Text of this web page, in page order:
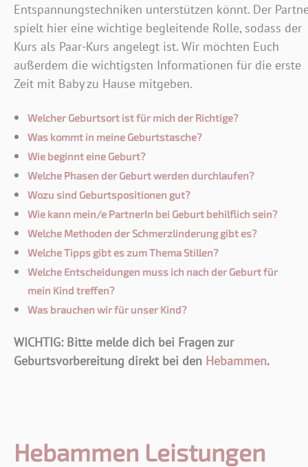
Entspannungstechniken unterstützen könnt. Der
spielt hier eine wichtige begleitende Rolle, sodass der
Kurs als Paar-Kurs angelegt ist. Wir möchten Euch
außerdem die wichtigsten Informationen für die erste
Zeit mit Baby zu Hause mitgeben.
Welcher Geburtsort ist für mich der Richtige?
Was kommt in meine Geburtstasche?
Wie beginnt eine Geburt?
Welche Phasen der Geburt werden durchlaufen?
Wozu sind Geburtspositionen gut?
Wie kann mein/e PartnerIn bei Geburt behilflich sein?
Welche Methoden der Schmerzlinderung gibt es?
Welche Tipps gibt es zum Thema Stillen?
Welche Entscheidungen muss ich nach der Geburt für
mein Kind treffen?
Was brauchen wir für unser Kind?
WICHTIG: Bitte melde dich bei Fragen zur
Geburtsvorbereitung direkt bei den Hebammen.
Hebammen Leistungen